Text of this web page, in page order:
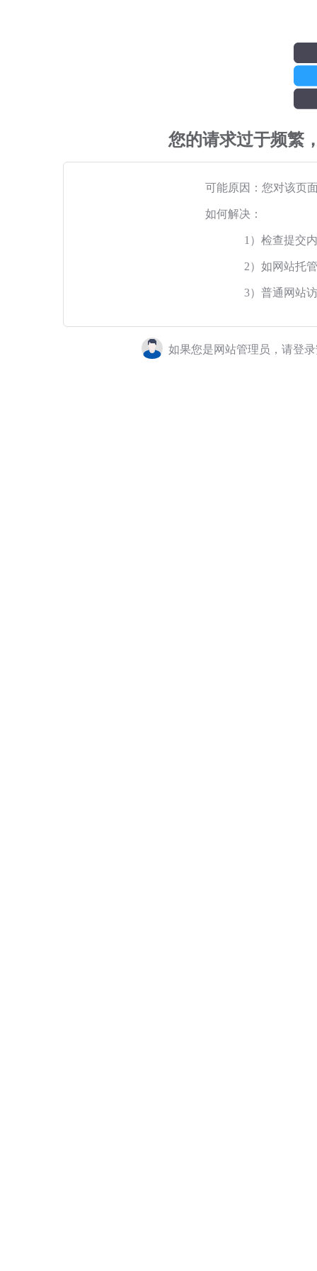
您的请求过于频繁
可能原因：您对该页
如何解决：
1）检查提交
2）如网站托
3）普通网站
如果您是网站管理员，请登